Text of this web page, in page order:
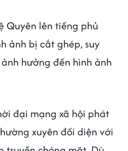
Quyên lên tiếng phủ
ảnh bị cắt ghép, suy
hưởng đến hình ảnh
đại mạng xã hội phát
xuyên đối diện với